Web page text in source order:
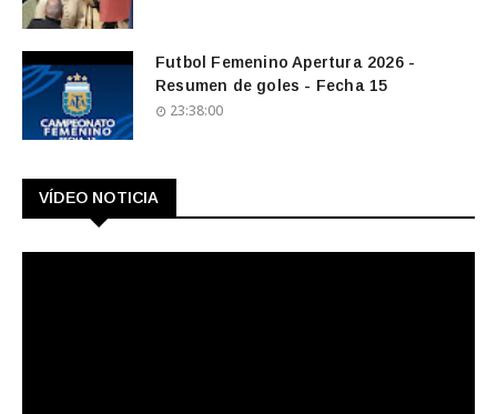
Futbol Femenino Apertura 2026 -
Resumen de goles - Fecha 15
23:38:00
VÍDEO NOTICIA